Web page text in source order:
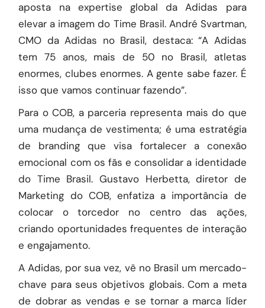
aposta na expertise global da Adidas para
elevar a imagem do Time Brasil. André Svartman,
CMO da Adidas no Brasil, destaca: “A Adidas
tem 75 anos, mais de 50 no Brasil, atletas
enormes, clubes enormes. A gente sabe fazer. É
isso que vamos continuar fazendo”.
Para o COB, a parceria representa mais do que
uma mudança de vestimenta; é uma estratégia
de branding que visa fortalecer a conexão
emocional com os fãs e consolidar a identidade
do Time Brasil. Gustavo Herbetta, diretor de
Marketing do COB, enfatiza a importância de
colocar o torcedor no centro das ações,
criando oportunidades frequentes de interação
e engajamento.
A Adidas, por sua vez, vê no Brasil um mercado-
chave para seus objetivos globais. Com a meta
de dobrar as vendas e se tornar a marca líder